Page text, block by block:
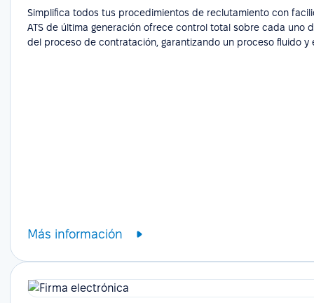
Simplifica todos tus procedimientos de reclutamiento con
ATS de última generación ofrece control total sobre cada uno
del proceso de contratación, garantizando un proceso fluido y
Más información